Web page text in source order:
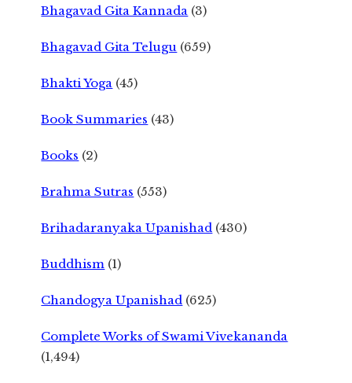
Bhagavad Gita Kannada (3)
Bhagavad Gita Telugu (659)
Bhakti Yoga (45)
Book Summaries (43)
Books (2)
Brahma Sutras (553)
Brihadaranyaka Upanishad (430)
Buddhism (1)
Chandogya Upanishad (625)
Complete Works of Swami Vivekananda
(1,494)